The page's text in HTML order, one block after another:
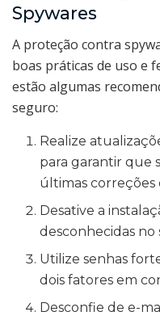
Spywares
A proteção contra
boas práticas de uso e
estão algumas
seguro:
Realize
para garantir que
últimas correções
Desative a
desconhecidas no
Utilize senhas
dois fatores em
Desconfie de e-